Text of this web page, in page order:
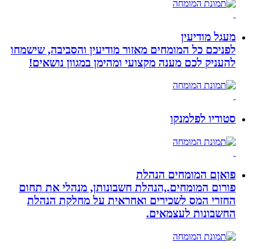
מעגל מודיעין
לפניכם כל המומחים מאזור מודיעין והסביבה, שישמחו
להעניק לכם מענה מקצועי ומהימן במגוון נושאים!
סטודיו לפלמנקו
פואןם המומחים הנהלת
פורום המומחים.,הנהלת חשבונותן, מנהלי את תחום
החזרי המס לשכירים ואחראית על מחלקת הנהלת
החשבונות לעצמאים.